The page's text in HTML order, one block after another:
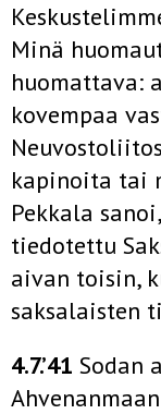
Minä
huomattava:
kovempaa
kapinoita tai
Pekkala
tiedotettu
aivan toisin,
saksalaisten
4.7.’41 Sodan